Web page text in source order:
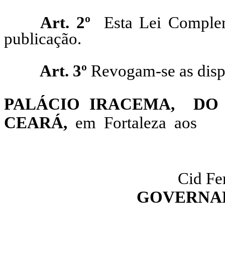
Art. 2º Esta Lei
publicação.
Art. 3º Revogam-se as
PALÁCIO IRACEMA,
CEARÁ, em Fortaleza
Cid